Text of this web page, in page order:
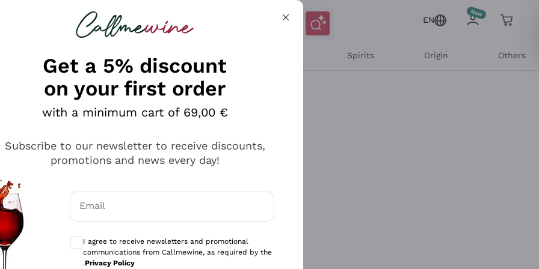
looking for
EN
Spirits Origin Others
Get a 5% discount
on your first order
with a minimum cart of 69,00 €
Subscribe to our newsletter to receive discounts,
promotions and news every day!
Email
I agree to receive newsletters and promotional
communications from Callmewine, as required by the
.Privacy Policy